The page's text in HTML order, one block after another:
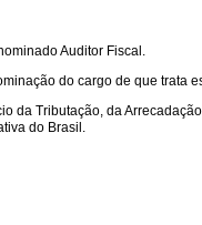
Auditor Fiscal.
do cargo de que trata
da Tributação, da
do Brasil.